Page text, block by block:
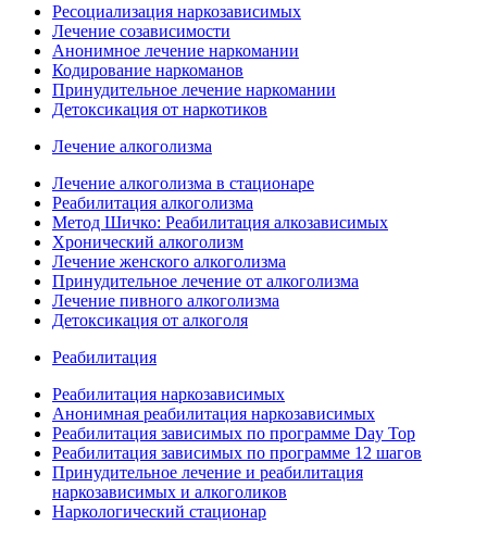
Ресоциализация наркозависимых
Лечение созависимости
Анонимное лечение наркомании
Кодирование наркоманов
Принудительное лечение наркомании
Детоксикация от наркотиков
Лечение алкоголизма
Лечение алкоголизма в стационаре
Реабилитация алкоголизма
Метод Шичко: Реабилитация алкозависимых
Хронический алкоголизм
Лечение женского алкоголизма
Принудительное лечение от алкоголизма
Лечение пивного алкоголизма
Детоксикация от алкоголя
Реабилитация
Реабилитация наркозависимых
Анонимная реабилитация наркозависимых
Реабилитация зависимых по программе Day Top
Реабилитация зависимых по программе 12 шагов
Принудительное лечение и реабилитация
наркозависимых и алкоголиков
Наркологический стационар